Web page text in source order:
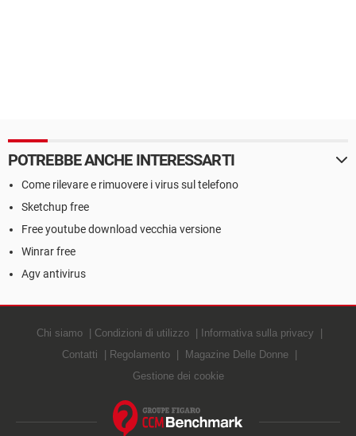
POTREBBE ANCHE INTERESSARTI
Come rilevare e rimuovere i virus sul telefono
Sketchup free
Free youtube download vecchia versione
Winrar free
Agv antivirus
Chi siamo Condizioni di utilizzo
Informativa sulla privacy
Contatti
Regolamento
Magazine Delle Donne
Gestione dei cookie